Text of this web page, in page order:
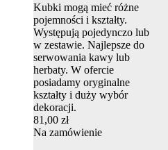
Kubki mogą mieć różne
pojemności i kształty.
Występują pojedynczo lub
w zestawie. Najlepsze do
serwowania kawy lub
herbaty. W ofercie
posiadamy oryginalne
kształty i duży wybór
dekoracji.
81,00 zł
Na zamówienie